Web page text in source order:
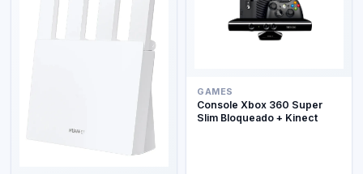
GAMES
Console Xbox 360 Super
Slim Bloqueado + Kinect